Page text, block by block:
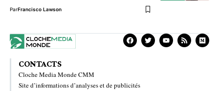
ParFrancisco Lawson
CONTACTS
Cloche Media Monde CMM
Site d’informations d’analyses et de publicités